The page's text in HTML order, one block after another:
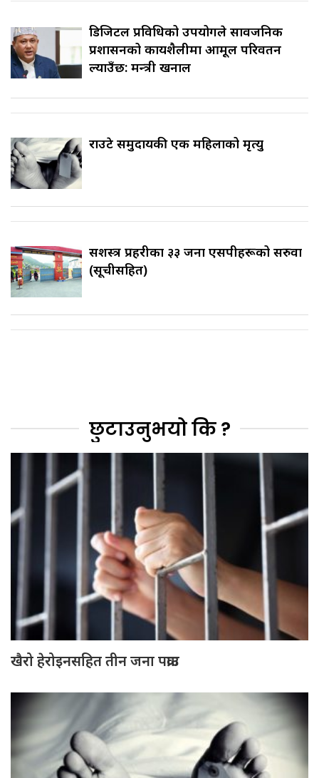
डिजिटल प्रविधिको उपयोगले सार्वजनिक
प्रशासनको कार्यशैलीमा आमूल परिवर्तन
ल्याउँछ: मन्त्री खनाल
राउटे समुदायकी एक महिलाको मृत्यु
सशस्त्र प्रहरीका ३३ जना एसपीहरूको सरुवा
(सूचीसहित)
छुटाउनुभयो कि ?
खैरो हेरोइनसहित तीन जना पक्राउ